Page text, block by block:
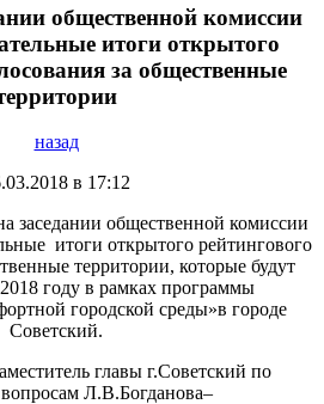
общественной комиссии
итоги открытого
за общественные
назад
в 17:12
заседании общественной комиссии
итоги открытого рейтингового
территории, которые будут
году в рамках программы
городской среды»в городе
Советский.
главы г.Советский по
Л.В.Богданова–